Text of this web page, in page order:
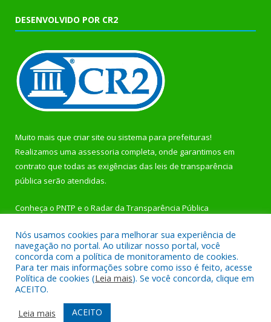
DESENVOLVIDO POR CR2
Muito mais que criar site ou sistema para prefeituras!
Realizamos uma assessoria completa, onde garantimos em
contrato que todas as exigências das leis de transparência
pública serão atendidas.
Conheça o PNTP e o Radar da Transparência Pública
Todos os direitos reservados a Prefeitura Municipal de
Rurópolis.
Mapa do Site
Acessar Área Administrativa
Nós usamos cookies para melhorar sua experiência de
navegação no portal. Ao utilizar nosso portal, você
concorda com a política de monitoramento de cookies.
Para ter mais informações sobre como isso é feito, acesse
Política de cookies (Leia mais). Se você concorda, clique em
ACEITO.
Leia mais
ACEITO